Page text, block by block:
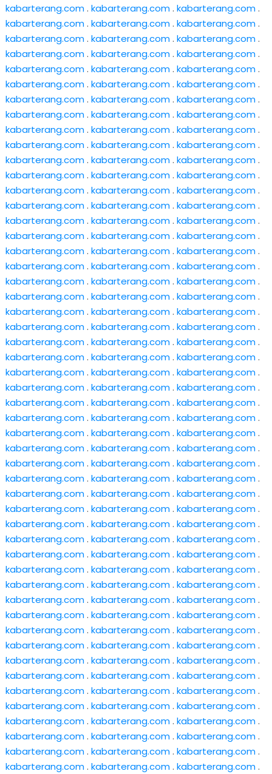
kabarterang.com. kabarterang.com. kabarterang.com.
kabarterang.com. kabarterang.com. kabarterang.com.
kabarterang.com. kabarterang.com. kabarterang.com.
kabarterang.com. kabarterang.com. kabarterang.com.
kabarterang.com. kabarterang.com. kabarterang.com.
kabarterang.com. kabarterang.com. kabarterang.com.
kabarterang.com. kabarterang.com. kabarterang.com.
kabarterang.com. kabarterang.com. kabarterang.com.
kabarterang.com. kabarterang.com. kabarterang.com.
kabarterang.com. kabarterang.com. kabarterang.com.
kabarterang.com. kabarterang.com. kabarterang.com.
kabarterang.com. kabarterang.com. kabarterang.com.
kabarterang.com. kabarterang.com. kabarterang.com.
kabarterang.com. kabarterang.com. kabarterang.com.
kabarterang.com. kabarterang.com. kabarterang.com.
kabarterang.com. kabarterang.com. kabarterang.com.
kabarterang.com. kabarterang.com. kabarterang.com.
kabarterang.com. kabarterang.com. kabarterang.com.
kabarterang.com. kabarterang.com. kabarterang.com.
kabarterang.com. kabarterang.com. kabarterang.com.
kabarterang.com. kabarterang.com. kabarterang.com.
kabarterang.com. kabarterang.com. kabarterang.com.
kabarterang.com. kabarterang.com. kabarterang.com.
kabarterang.com. kabarterang.com. kabarterang.com.
kabarterang.com. kabarterang.com. kabarterang.com.
kabarterang.com. kabarterang.com. kabarterang.com.
kabarterang.com. kabarterang.com. kabarterang.com.
kabarterang.com. kabarterang.com. kabarterang.com.
kabarterang.com. kabarterang.com. kabarterang.com.
kabarterang.com. kabarterang.com. kabarterang.com.
kabarterang.com. kabarterang.com. kabarterang.com.
kabarterang.com. kabarterang.com. kabarterang.com.
kabarterang.com. kabarterang.com. kabarterang.com.
kabarterang.com. kabarterang.com. kabarterang.com.
kabarterang.com. kabarterang.com. kabarterang.com.
kabarterang.com. kabarterang.com. kabarterang.com.
kabarterang.com. kabarterang.com. kabarterang.com.
kabarterang.com. kabarterang.com. kabarterang.com.
kabarterang.com. kabarterang.com. kabarterang.com.
kabarterang.com. kabarterang.com. kabarterang.com.
kabarterang.com. kabarterang.com. kabarterang.com.
kabarterang.com. kabarterang.com. kabarterang.com.
kabarterang.com. kabarterang.com. kabarterang.com.
kabarterang.com. kabarterang.com. kabarterang.com.
kabarterang.com. kabarterang.com. kabarterang.com.
kabarterang.com. kabarterang.com. kabarterang.com.
kabarterang.com. kabarterang.com. kabarterang.com.
kabarterang.com. kabarterang.com. kabarterang.com.
kabarterang.com. kabarterang.com. kabarterang.com.
kabarterang.com. kabarterang.com. kabarterang.com.
kabarterang.com. kabarterang.com. kabarterang.com.